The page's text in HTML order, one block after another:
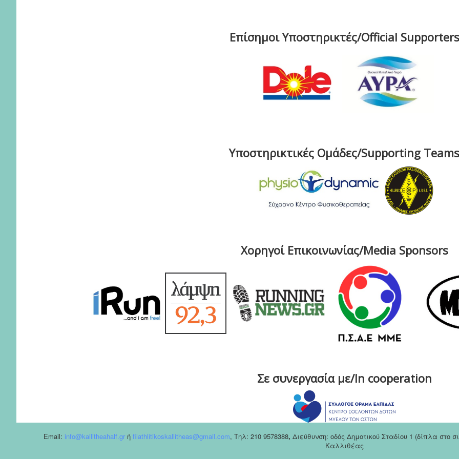
Επίσημοι Υποστηρικτές/Official Supporters
Υποστηρικτικές Ομάδες/Supporting Teams
Χορηγοί Επικοινωνίας/Media Sponsors
Σε συνεργασία με/In cooperation
Email: info@kallitheahalf.gr ή filathlitikoskallitheas@gmail.com, Tηλ: 210 9578388, Διεύθυνση: οδός Δημοτικού Σταδίου 1 (δίπλα
Καλλιθέας